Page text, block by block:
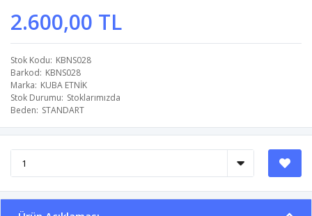
2.600,00 TL
Stok Kodu KBNS028
Barkod KBNS028
Marka KUBA ETNİK
Stok Durumu Stoklarımızda
Beden STANDART